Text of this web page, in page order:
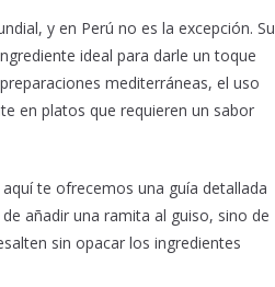
y en Perú no es la excepción. Su
ideal para darle un toque
mediterráneas, el uso
en platos que requieren un sabor
te ofrecemos una guía detallada
añadir una ramita al guiso, sino de
sin opacar los ingredientes